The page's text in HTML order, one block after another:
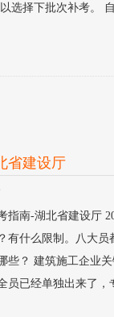
选择下批次补考。 自
省建设厅
指南-湖北省建设厅
什么限制。八大员
些？ 建筑施工企业
员已经单独出来了